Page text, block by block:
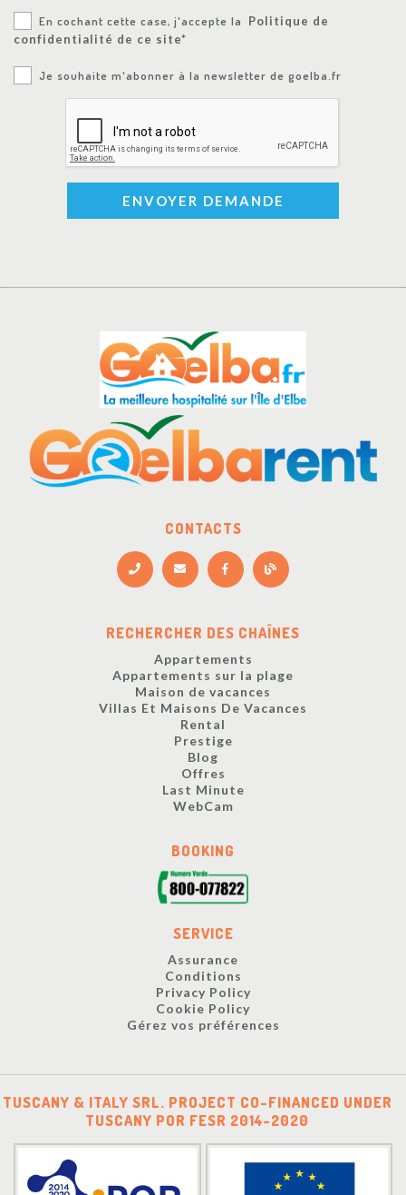
En cochant cette case, j'accepte la
Politique de
confidentialité de ce site*
Je souhaite m'abonner à la newsletter de goelba.fr
ENVOYER DEMANDE
CONTACTS
RECHERCHER DES CHAÎNES
Appartements
Appartements sur la plage
Maison de vacances
Villas Et Maisons De Vacances
Rental
Prestige
Blog
Offres
Last Minute
WebCam
BOOKING
SERVICE
Assurance
Conditions
Privacy Policy
Cookie Policy
Gérez vos préférences
TUSCANY & ITALY SRL. PROJECT CO-FINANCED UNDER
TUSCANY POR FESR 2014-2020